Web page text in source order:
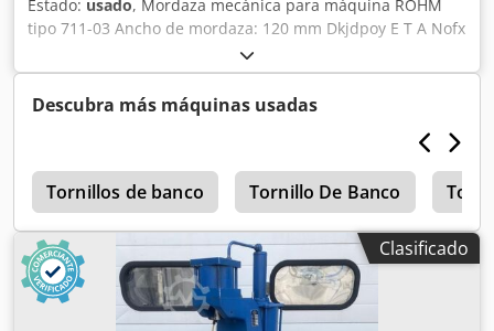
Estado: usado, Mordaza mecánica para máquina RÖHM
tipo 711-03 Ancho de mordaza: 120 mm Dkjdpoy E T A Nofx
Abxor Altura de mordaza: 45 mm Rango de sujeción: 0-115
mm Apertura máxima: 117 mm Altura de la guía: 64 mm
Dimensiones (L x A x H): 400 x 200 x 110 mm Peso neto: 24
Descubra más máquinas usadas
Tornillos de banco Tornillo De Banco
Clasificado